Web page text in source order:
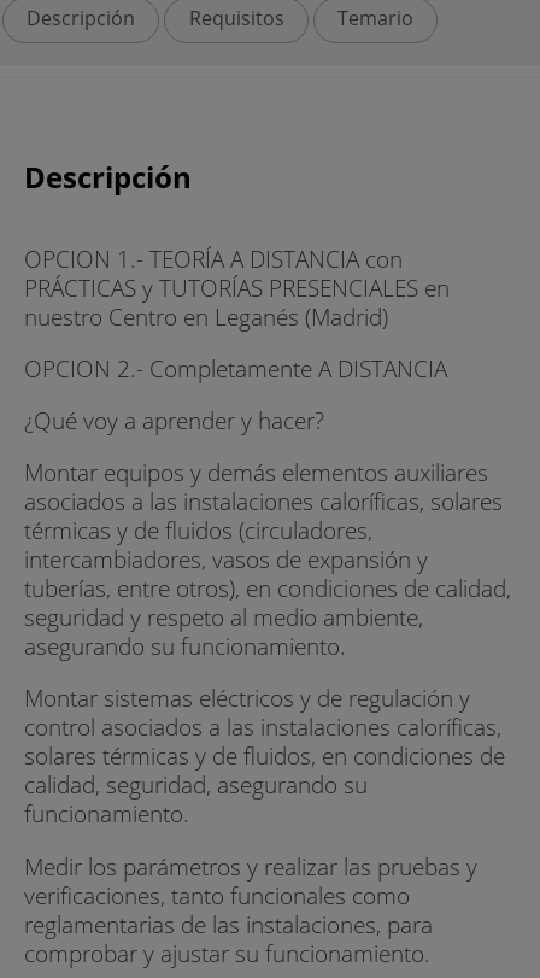
Descripción Requisitos Temario
Descripción
OPCION 1.- TEORÍA A DISTANCIA con
PRÁCTICAS y TUTORÍAS PRESENCIALES en
nuestro Centro en Leganés (Madrid)
OPCION 2.- Completamente A DISTANCIA
¿Qué voy a aprender y hacer?
Montar equipos y demás elementos auxiliares
asociados a las instalaciones caloríficas, solares
térmicas y de fluidos (circuladores,
intercambiadores, vasos de expansión y
tuberías, entre otros), en condiciones de calidad,
seguridad y respeto al medio ambiente,
asegurando su funcionamiento.
Montar sistemas eléctricos y de regulación y
control asociados a las instalaciones caloríficas,
solares térmicas y de fluidos, en condiciones de
calidad, seguridad, asegurando su
funcionamiento.
Medir los parámetros y realizar las pruebas y
verificaciones, tanto funcionales como
reglamentarias de las instalaciones, para
comprobar y ajustar su funcionamiento.